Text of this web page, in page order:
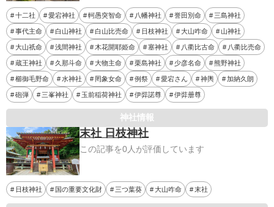
十二社 愛宕神社 軻愚突智命 八幡神社 誉田別命 三島神社
事代主命 白山神社 白山比売命 日枝神社 大山咋命 山神社
大山祇命 浅間神社 木花開耶姫命 塞神社 八衢比古命 八衢比売命
蔵王神社 久那斗命 大物主命 栗島神社 少彦名命 熊野神社
櫛御毛野命 水神社 罔象女命 例祭 愛宕さん 神輿 加納久朗
砲弾 三峯神社 玉前稲荷神社 伊弉諾尊 伊弉册尊
神社情報
末社 日枝神社
この記事を0人が評価しています
日枝神社 国の重要文化財 三つ葉葵 大山咋命 末社